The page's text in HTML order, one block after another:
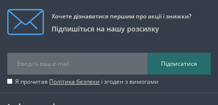
Хочете дізнаватися першим про акції і знижки?
Підпишіться на нашу розсилку
Підписатися
Я прочитав Політика безпеки і згоден з вимогами